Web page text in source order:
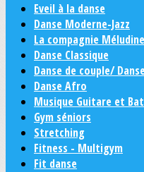
Eveil à la danse
Danse Moderne-Jazz
La compagnie Méludine
Danse Classique
Danse de couple/
Danse Afro
Musique Guitare et
Gym séniors
Stretching
Fitness - Multigym
Fit danse